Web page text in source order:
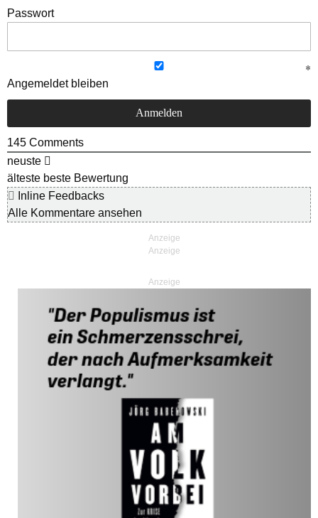
Passwort
Angemeldet bleiben
145 Comments
neuste
älteste beste Bewertung
Inline Feedbacks
Alle Kommentare ansehen
Anzeige